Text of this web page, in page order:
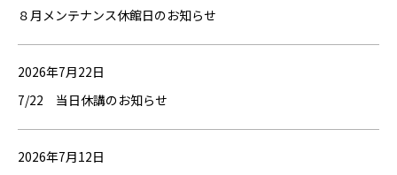
８月メンテナンス休館日のお知らせ
2026年7月22日
7/22 当日休講のお知らせ
2026年7月12日